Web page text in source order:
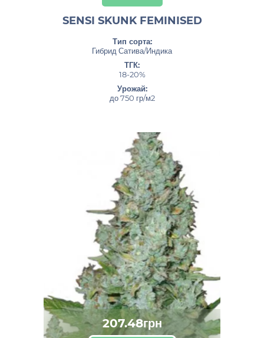
SENSI SKUNK FEMINISED
Тип сорта:
Гибрид Сатива/Индика
ТГК:
18-20%
Урожай:
до 750 гр/м2
207.48грн